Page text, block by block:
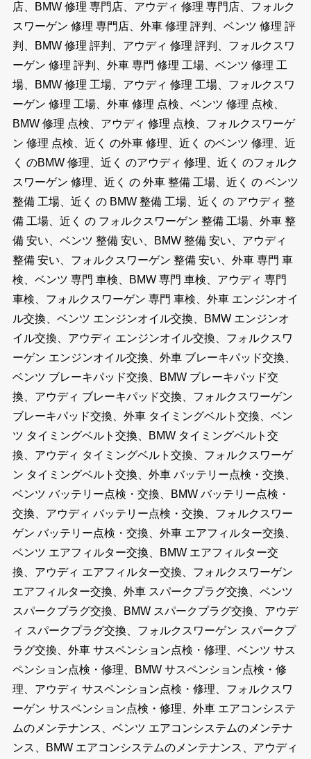
店、BMW 修理 専門店、アウディ 修理 専門店、フォルク
スワーゲン 修理 専門店、外車 修理 評判、ベンツ 修理 評
判、BMW 修理 評判、アウディ 修理 評判、フォルクスワ
ーゲン 修理 評判、外車 専門 修理 工場、ベンツ 修理 工
場、BMW 修理 工場、アウディ 修理 工場、フォルクスワ
ーゲン 修理 工場、外車 修理 点検、ベンツ 修理 点検、
BMW 修理 点検、アウディ 修理 点検、フォルクスワーゲ
ン 修理 点検、近く の外車 修理、近く のベンツ 修理、近
く のBMW 修理、近く のアウディ 修理、近く のフォルク
スワーゲン 修理、近く の 外車 整備 工場、近く の ベンツ
整備 工場、近く の BMW 整備 工場、近く の アウディ 整
備 工場、近く の フォルクスワーゲン 整備 工場、外車 整
備 安い、ベンツ 整備 安い、BMW 整備 安い、アウディ
整備 安い、フォルクスワーゲン 整備 安い、外車 専門 車
検、ベンツ 専門 車検、BMW 専門 車検、アウディ 専門
車検、フォルクスワーゲン 専門 車検、外車 エンジンオイ
ル交換、ベンツ エンジンオイル交換、BMW エンジンオ
イル交換、アウディ エンジンオイル交換、フォルクスワ
ーゲン エンジンオイル交換、外車 ブレーキパッド交換、
ベンツ ブレーキパッド交換、BMW ブレーキパッド交
換、アウディ ブレーキパッド交換、フォルクスワーゲン
ブレーキパッド交換、外車 タイミングベルト交換、ベン
ツ タイミングベルト交換、BMW タイミングベルト交
換、アウディ タイミングベルト交換、フォルクスワーゲ
ン タイミングベルト交換、外車 バッテリー点検・交換、
ベンツ バッテリー点検・交換、BMW バッテリー点検・
交換、アウディ バッテリー点検・交換、フォルクスワー
ゲン バッテリー点検・交換、外車 エアフィルター交換、
ベンツ エアフィルター交換、BMW エアフィルター交
換、アウディ エアフィルター交換、フォルクスワーゲン
エアフィルター交換、外車 スパークプラグ交換、ベンツ
スパークプラグ交換、BMW スパークプラグ交換、アウデ
ィ スパークプラグ交換、フォルクスワーゲン スパークプ
ラグ交換、外車 サスペンション点検・修理、ベンツ サス
ペンション点検・修理、BMW サスペンション点検・修
理、アウディ サスペンション点検・修理、フォルクスワ
ーゲン サスペンション点検・修理、外車 エアコンシステ
ムのメンテナンス、ベンツ エアコンシステムのメンテナ
ンス、BMW エアコンシステムのメンテナンス、アウディ